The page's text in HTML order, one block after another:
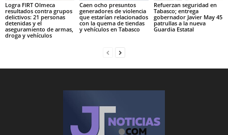
Logra FIRT Olmeca
resultados contra grupos
delictivos: 21 personas
detenidas y el
aseguramiento de armas,
droga y vehículos
Caen ocho presuntos
generadores de violencia
que estarían relacionados
con la quema de tiendas
y vehículos en Tabasco
Refuerzan seguridad en
Tabasco; entrega
gobernador Javier May 45
patrullas a la nueva
Guardia Estatal